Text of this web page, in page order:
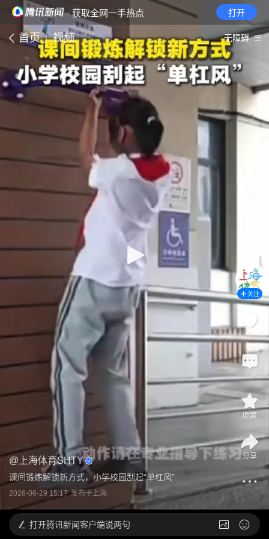
· 获取全网一手热点 打开
首页 视频 无障碍
@ 上海体育SHTY
课间锻炼解锁新方式，小学校园刮起“单杠风”
2026-06-29 15:17 发布于上海
关注
7
评论
收藏
分享
打开腾讯新闻客户端说两句